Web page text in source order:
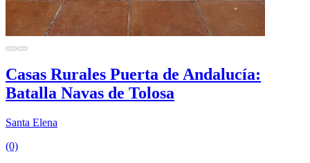
Casas Rurales Puerta de Andalucía:
Batalla Navas de Tolosa
Santa Elena
(0)